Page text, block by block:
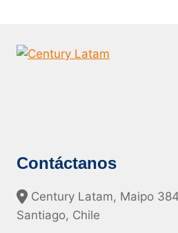
Contáctanos
Century Latam, Maipo
Santiago, Chile